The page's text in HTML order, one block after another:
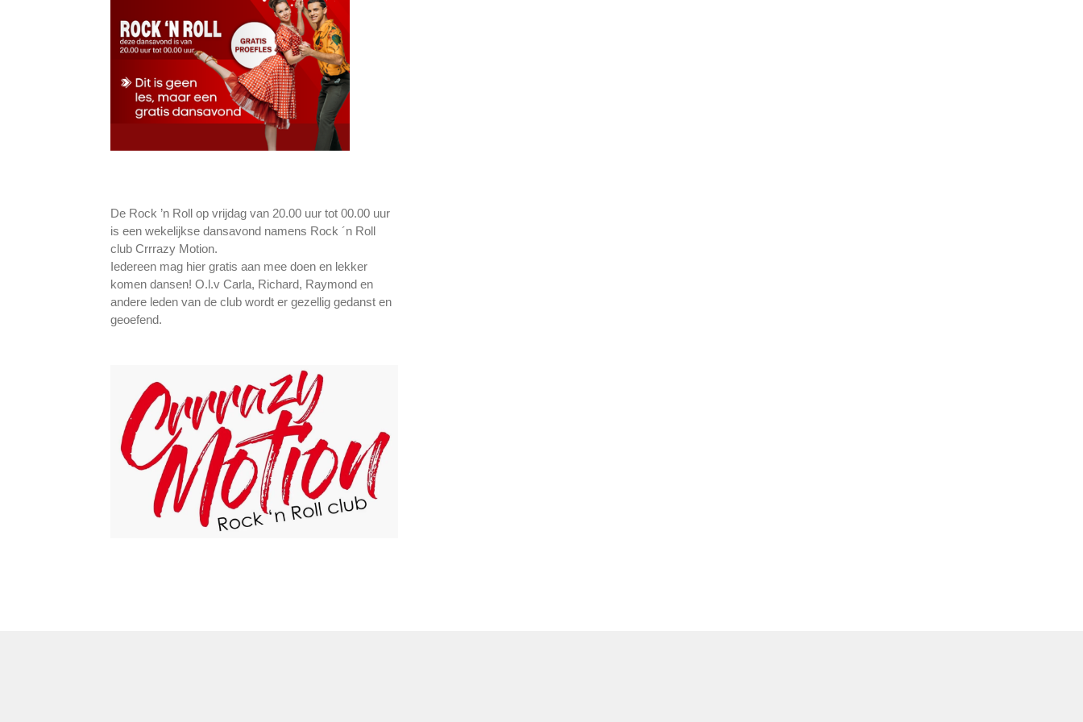
De Rock ’n Roll op vrijdag van 20.00 uur tot 00.00 uur
is een wekelijkse dansavond namens Rock ´n Roll
club Crrrazy Motion.
Iedereen mag hier gratis aan mee doen en lekker
komen dansen! O.l.v Carla, Richard, Raymond en
andere leden van de club wordt er gezellig gedanst en
geoefend.